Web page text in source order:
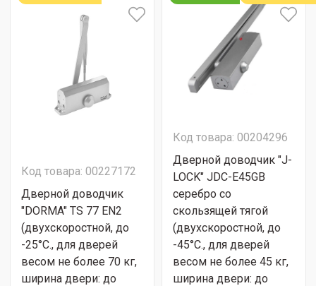
Код товара: 00227172
Дверной доводчик
"DORMA" TS 77 EN2
(двухскоростной, до
-25°С., для дверей
весом не более 70 кг,
ширина двери: до
Код товара: 00204296
Дверной доводчик "J-
LOCK" JDC-E45GB
серебро со
скользящей тягой
(двухскоростной, до
-45°С., для дверей
весом не более 45 кг,
ширина двери: до